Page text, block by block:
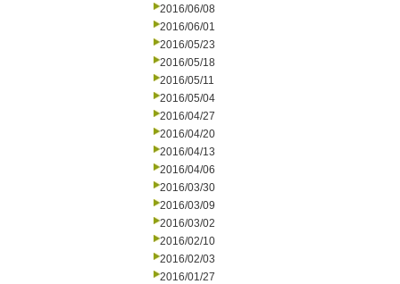
2016/06/08
2016/06/01
2016/05/23
2016/05/18
2016/05/11
2016/05/04
2016/04/27
2016/04/20
2016/04/13
2016/04/06
2016/03/30
2016/03/09
2016/03/02
2016/02/10
2016/02/03
2016/01/27